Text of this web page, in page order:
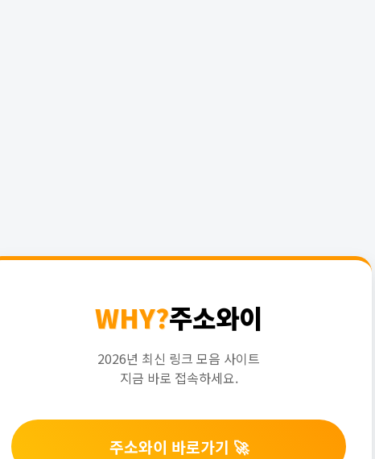
WHY?주소와이
2026년 최신 링크 모음 사이트
지금 바로 접속하세요.
주소와이 바로가기 🚀